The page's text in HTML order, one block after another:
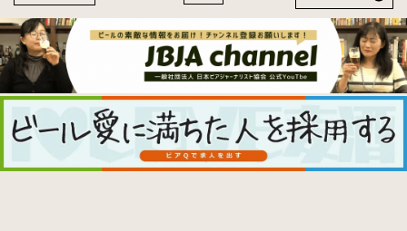
古い記事 新しい記事